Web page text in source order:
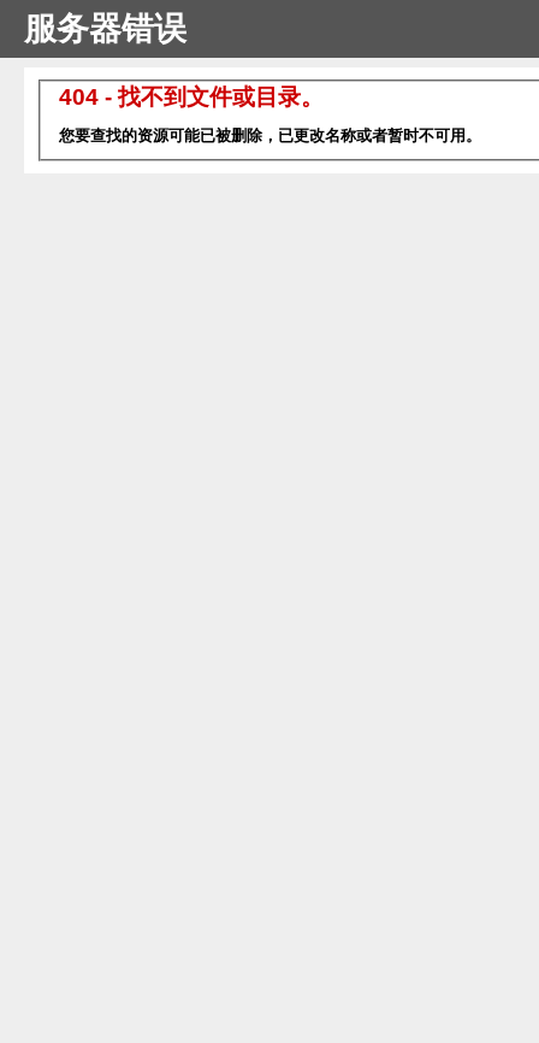
服务器错误
404 - 找不到文件或目录。
您要查找的资源可能已被删除，已更改名称或者暂时不可用。